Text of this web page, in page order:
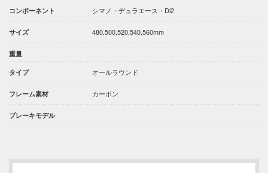
コンポーネント シマノ・デュラエース・Di2
サイズ 480,500,520,540,560mm
重量
タイプ オールラウンド
フレーム素材 カーボン
ブレーキモデル